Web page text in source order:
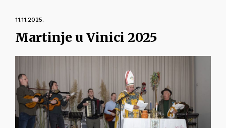
11.11.2025.
Martinje u Vinici 2025